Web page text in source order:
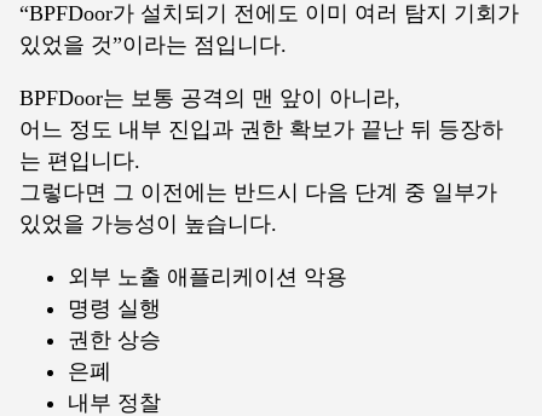
“BPFDoor가 설치되기 전에도 이미 여러 탐지 기회가
있었을 것”이라는 점입니다.
BPFDoor는 보통 공격의 맨 앞이 아니라,
어느 정도 내부 진입과 권한 확보가 끝난 뒤 등장하
는 편입니다.
그렇다면 그 이전에는 반드시 다음 단계 중 일부가
있었을 가능성이 높습니다.
외부 노출 애플리케이션 악용
명령 실행
권한 상승
은폐
내부 정찰